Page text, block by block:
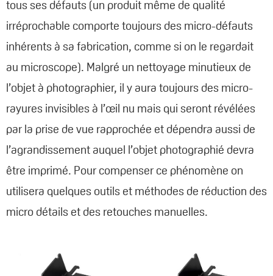
tous ses défauts (un produit même de qualité
irréprochable comporte toujours des micro-défauts
inhérents à sa fabrication, comme si on le regardait
au microscope). Malgré un nettoyage minutieux de
l’objet à photographier, il y aura toujours des micro-
rayures invisibles à l’œil nu mais qui seront révélées
par la prise de vue rapprochée et dépendra aussi de
l’agrandissement auquel l’objet photographié devra
être imprimé. Pour compenser ce phénomène on
utilisera quelques outils et méthodes de réduction des
micro détails et des retouches manuelles.